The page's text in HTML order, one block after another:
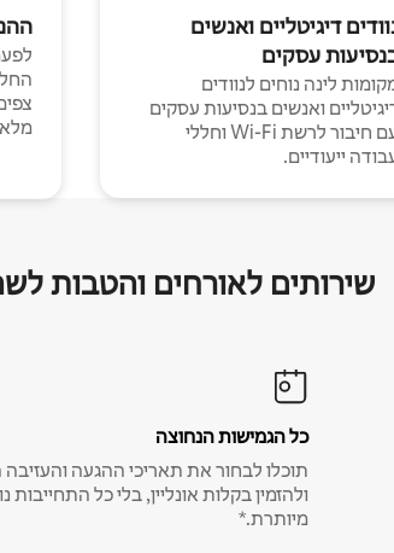
דיגיטליים ואנשים
עסקים
לינה נוחים לנוודים
ואנשים בנסיעות עסקים
עם חיבור לרשת Wi-Fi וחללי
ייעודיים.
שירותים לאורחים והטבות
כל הגמישות הנחוצה
תוכלו לבחור את תאריכי ההגעה והעזיבה
ולהזמין בקלות אונליין, בלי כל התחייבות
מיותרת.*